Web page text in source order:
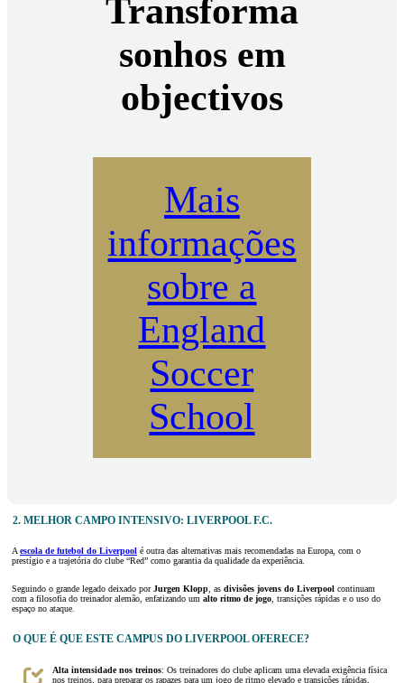
Transforma
sonhos em
objectivos
Mais
informações
sobre a
England
Soccer
School
2. MELHOR CAMPO INTENSIVO: LIVERPOOL F.C.
Aescola de futebol do Liverpool é outra das alternativas mais recomendadas na Europa, com o
prestígio e a trajetória do clube “Red” como garantia da qualidade da experiência.
Seguindo o grande legado deixado porJurgen Klopp, as divisões jovens do Liverpool continuam
com a filosofia do treinador alemão, enfatizando um alto ritmo de jogo, transições rápidas e o uso do
espaço no ataque.
O QUE É QUE ESTE CAMPUS DO LIVERPOOL OFERECE?
Alta intensidade nos treinos: Os treinadores do clube aplicam uma elevada exigência física
nos treinos, para preparar os rapazes para um jogo de ritmo elevado e transições rápidas,